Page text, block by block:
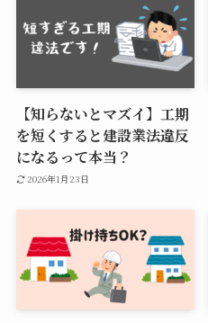
【知らないとマズイ】工期
を短くすると建設業法違反
になるって本当？
2026年1月23日